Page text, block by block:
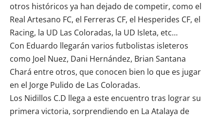
otros históricos ya han dejado de competir, como el
Real Artesano FC, el Ferreras CF, el Hesperides CF, el
Racing, la UD Las Coloradas, la UD Isleta, etc…
Con Eduardo llegarán varios futbolistas isleteros
como Joel Nuez, Dani Hernández, Brian Santana
Chará entre otros, que conocen bien lo que es jugar
en el Jorge Pulido de Las Coloradas.
Los Nidillos C.D llega a este encuentro tras lograr su
primera victoria, sorprendiendo en La Atalaya de